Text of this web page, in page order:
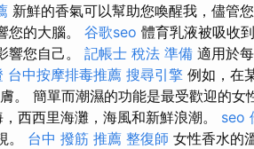
新鮮的香氣可以幫助您喚醒我，儘管
您的大腦。 谷歌seo 體育乳液被吸收
響您自己。 記帳士 稅法 準備 適用於
台中按摩排毒推薦 搜尋引擎 例如，在
。 簡單而潮濕的功能是最受歡迎的女
西西里海灘，海風和新鮮浪潮。 seo
。 台中 撥筋 推薦 整復師 女性香水的